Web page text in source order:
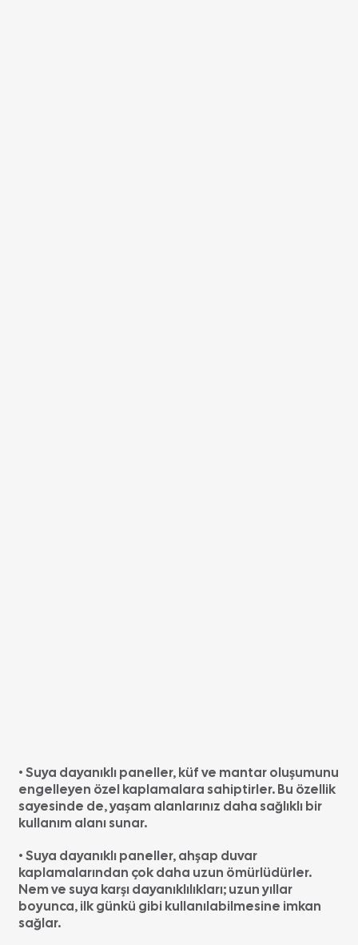
• Suya dayanıklı paneller, küf ve mantar oluşumunu
engelleyen özel kaplamalara sahiptirler. Bu özellik
sayesinde de, yaşam alanlarınız daha sağlıklı bir
kullanım alanı sunar.
• Suya dayanıklı paneller, ahşap duvar
kaplamalarından çok daha uzun ömürlüdürler.
Nem ve suya karşı dayanıklılıkları; uzun yıllar
boyunca, ilk günkü gibi kullanılabilmesine imkan
sağlar.